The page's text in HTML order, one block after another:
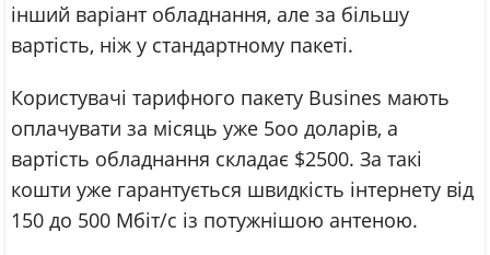
інший варіант обладнання, але за більшу
вартість, ніж у стандартному пакеті.
Користувачі тарифного пакету Busines мають
оплачувати за місяць уже 5оо доларів, а
вартість обладнання складає $2500. За такі
кошти уже гарантується швидкість інтернету від
150 до 500 Мбіт/с із потужнішою антеною.